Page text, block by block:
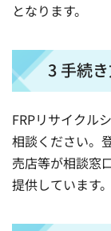
となります。
3 手続
FRPリサイクル
相談ください。
売店等が相談窓
提供しています。